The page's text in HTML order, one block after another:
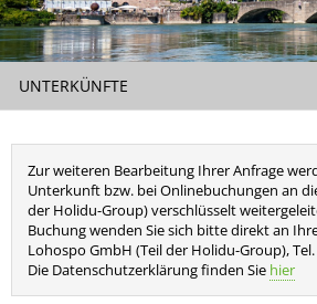
UNTERKÜNFTE
Zur weiteren Bearbeitung Ihrer Anfrage
Unterkunft bzw. bei Onlinebuchungen an
der Holidu-Group) verschlüsselt
Buchung wenden Sie sich bitte direkt an
Lohospo GmbH (Teil der Holidu-Group), Tel.
Die Datenschutzerklärung finden Sie hier